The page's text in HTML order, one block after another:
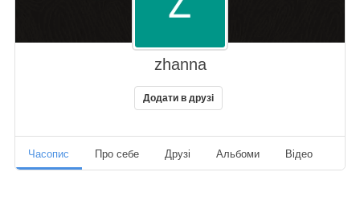
zhanna
Додати в друзі
Часопис Про себе Друзі Альбоми Відео